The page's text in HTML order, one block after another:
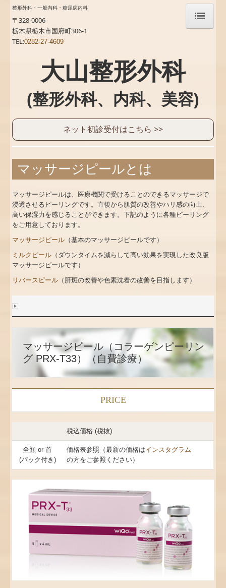
ホーム
当院について
診療案内
整形外科
糖尿病内科
呼吸器アレルギー内科
一般内科・予防接種
美容、アンチエイジング
自費注射/点滴（美容、健康）
マッサージピール
Mesona-J
SUNEKOS performa
そのほかの自費、美容関係
当院の設備 施設基準など
アクセス
整形外科・一般内科・糖尿病内科
〒328-0006
栃木県栃木市国府町306-1
TEL:0282-27-4609
大山整形外科
(整形外科、内科、美容)
ネット初診受付はこちら >>
マッサージピールとは
マッサージピールは、医療機関で受けることのできるマッサージで
浸透させるピーリングです。直後から肌質の改善やハリ感の向上、
高い保湿力を感じることができます。下記のように各種ピーリング
をご用意しております。
マッサージピール （基本のマッサージピールです）
ミルクピール （ダウンタイムを減らして高い効果を実現した改良版
マッサージピールです）
リバースピール （肝斑の改善や色素沈着の改善を目指します）
マッサージピール（コラーゲンピーリン
グ PRX-T33）（自費診療）
PRICE
税込価格 (税抜)
全顔 or 首
(パック付き)
価格表参照（最新の価格はインスタグラム
の方をご参照ください）